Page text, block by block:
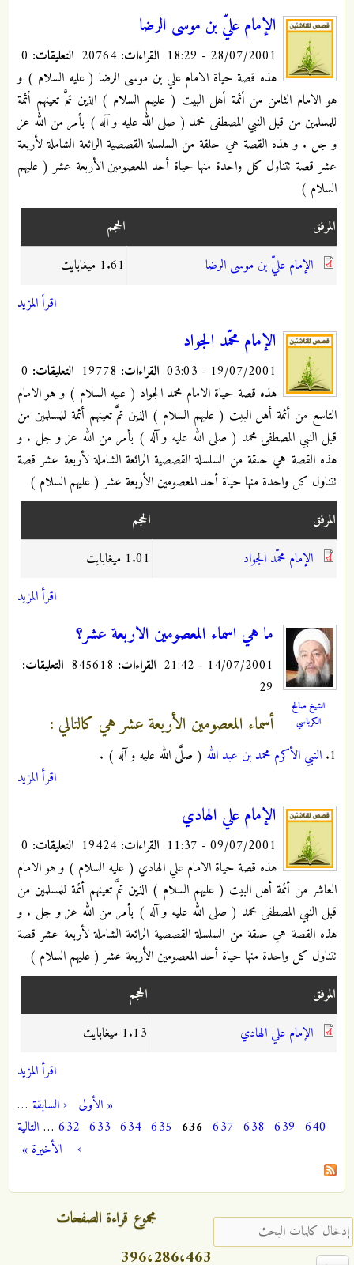
الإمام عليّ بن موسى الرضا
28/07/2001 - 18:29 القراءات: التعليقات:
هذه قصة حياة الامام علي بن موسى الرضا ( عليه السلام ) و
هو الامام الثامن من أئمة أهل البيت ( عليهم السلام ) الذين تمَّ تعينهم أئمة
للمسلمين من قبل النبي المصطفى محمد ( صلى الله عليه و آله ) بأمر من الله عز
و جل . و هذه القصة هي حلقة من السلسلة القصصية الرائعة الشاملة لأربعة
عشر قصة تتناول كل واحدة منها حياة أحد المعصومين الأربعة عشر ( عليهم
السلام )
المرفق
الحجم
الإمام عليّ بن موسى الرضا
1.61 ميغابايت
اقرأ المزيد
الإمام محمّد الجواد
19/07/2001 - 03:03 القراءات: التعليقات:
هذه قصة حياة الامام محمد الجواد ( عليه السلام ) و هو الامام
التاسع من أئمة أهل البيت ( عليهم السلام ) الذين تمَّ تعينهم أئمة للمسلمين من
قبل النبي المصطفى محمد ( صلى الله عليه و آله ) بأمر من الله عز و جل . و
هذه القصة هي حلقة من السلسلة القصصية الرائعة الشاملة لأربعة عشر قصة
تتناول كل واحدة منها حياة أحد المعصومين الأربعة عشر ( عليهم السلام )
المرفق
الحجم
الإمام محمّد الجواد
1.01 ميغابايت
اقرأ المزيد
الشيخ صالح
الكرباسي
ما هي اسماء المعصومين الاربعة عشر؟
14/07/2001 - 21:42 القراءات:
التعليقات:
29
أسماء المعصومين الأربعة عشر هي كالتالي :
1. النبي الأكرم محمد بن عبد الله ( صلَّى الله عليه و آله ) .
اقرأ المزيد
الإمام علي الهادي
09/07/2001 - 11:37 القراءات: التعليقات:
هذه قصة حياة الامام علي الهادي ( عليه السلام ) و هو الامام
العاشر من أئمة أهل البيت ( عليهم السلام ) الذين تمَّ تعينهم أئمة للمسلمين من
قبل النبي المصطفى محمد ( صلى الله عليه و آله ) بأمر من الله عز و جل . و
هذه القصة هي حلقة من السلسلة القصصية الرائعة الشاملة لأربعة عشر قصة
تتناول كل واحدة منها حياة أحد المعصومين الأربعة عشر ( عليهم السلام )
المرفق
الحجم
الإمام علي الهادي
1.13 ميغابايت
اقرأ المزيد
الصفحات « الأولى ‹ السابقة …
632 633 634 635 636 637 638 639 640
… التالية
›
الأخيرة »
مجموع قراءة الصفحات
396،286،463
‏إدخال كلمات البحث ‏